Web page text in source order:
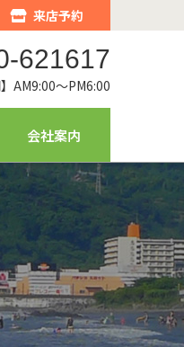
来店予約
621617
】AM9:00～PM6:00
会社案内